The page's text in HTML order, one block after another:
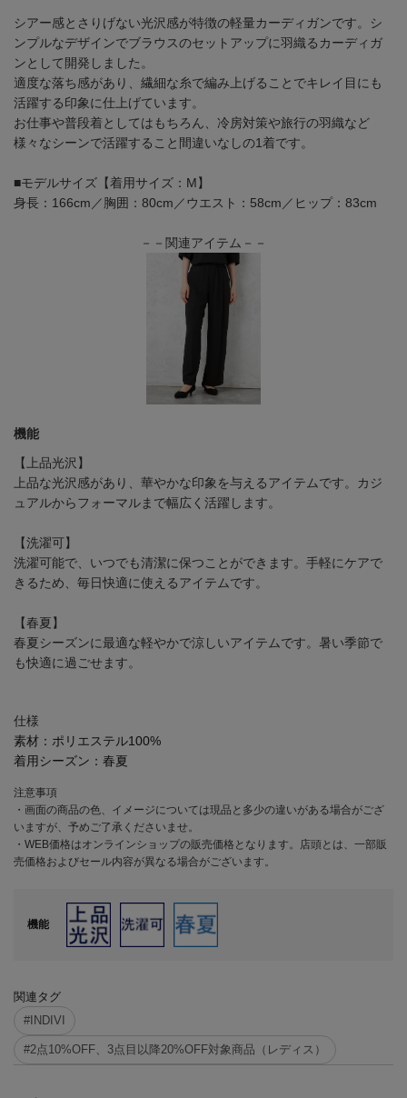
シアー感とさりげない光沢感が特徴の軽量カーディガンです。シ
ンプルなデザインでブラウスのセットアップに羽織るカーディガ
ンとして開発しました。
適度な落ち感があり、繊細な糸で編み上げることでキレイ目にも
活躍する印象に仕上げています。
お仕事や普段着としてはもちろん、冷房対策や旅行の羽織など
様々なシーンで活躍すること間違いなしの1着です。
■モデルサイズ【着用サイズ：M】
身長：166cm／胸囲：80cm／ウエスト：58cm／ヒップ：83cm
－－関連アイテム－－
機能
【上品光沢】
上品な光沢感があり、華やかな印象を与えるアイテムです。カジ
ュアルからフォーマルまで幅広く活躍します。
【洗濯可】
洗濯可能で、いつでも清潔に保つことができます。手軽にケアで
きるため、毎日快適に使えるアイテムです。
【春夏】
春夏シーズンに最適な軽やかで涼しいアイテムです。暑い季節で
も快適に過ごせます。
仕様
素材： ポリエステル100%
着用シーズン： 春夏
注意事項
・画面の商品の色、イメージについては現品と多少の違いがある場合がござ
いますが、予めご了承くださいませ。
・WEB価格はオンラインショップの販売価格となります。店頭とは、一部販
売価格およびセール内容が異なる場合がございます。
機能
関連タグ
#INDIVI
#2点10%OFF、3点目以降20%OFF対象商品（レディス）